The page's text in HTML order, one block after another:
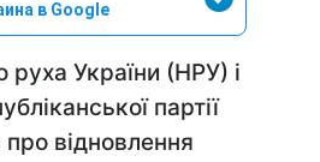
в Google
руха України (НРУ) і
партії
відновлення